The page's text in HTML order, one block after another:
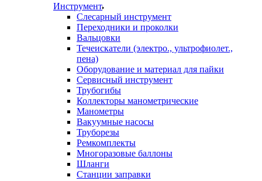
Инструмент
Слесарный инструмент
Переходники и проколки
Вальцовки
Течеискатели (электро., ультрофиолет.,
пена)
Оборудование и материал для пайки
Сервисный инструмент
Трубогибы
Коллекторы манометрические
Манометры
Вакуумные насосы
Труборезы
Ремкомплекты
Многоразовые баллоны
Шланги
Станции заправки